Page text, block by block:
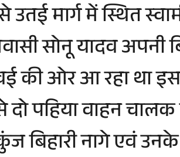
उतई मार्ग में स्थित
सोनू यादव
की ओर आ रहा था इस
पहिया वाहन चालक
बिहारी नागे एवं